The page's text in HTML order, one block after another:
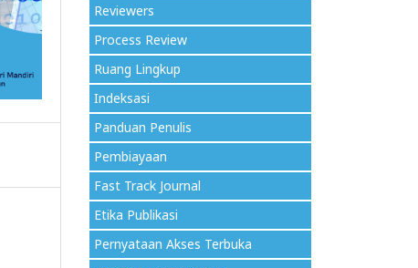
Reviewers
Process Review
Ruang Lingkup
Indeksasi
Panduan Penulis
Pembiayaan
Fast Track Journal
Etika Publikasi
Pernyataan Akses Terbuka